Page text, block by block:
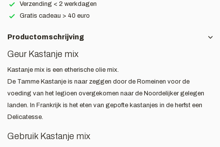
Verzending < 2 werkdagen
Gratis cadeau > 40 euro
Productomschrijving
Geur Kastanje mix
Kastanje mix is een etherische olie mix.
De Tamme Kastanje is naar zeggen door de Romeinen voor de
voeding van het legioen overgekomen naar de Noordelijker gelegen
landen. In Frankrijk is het eten van gepofte kastanjes in de herfst een
Delicatesse.
Gebruik Kastanje mix